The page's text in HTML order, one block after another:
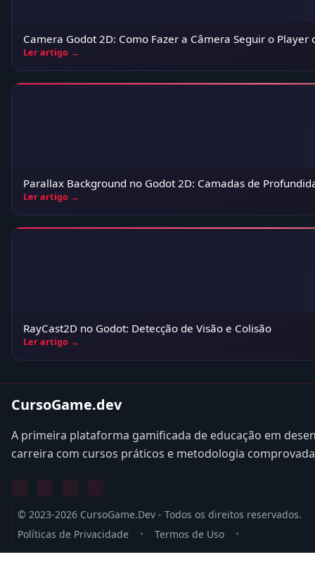
Camera Godot 2D: Como Fazer a Câmera Seguir o Player
Ler artigo →
Parallax Background no Godot 2D: Camadas de
Ler artigo →
RayCast2D no Godot: Detecção de Visão e Colisão
Ler artigo →
CursoGame.dev
A primeira plataforma gamificada de educação em
carreira com cursos práticos e metodologia
© 2023-2026 CursoGame.Dev - Todos os direitos reservados.
Políticas de Privacidade
• Termos de Uso •